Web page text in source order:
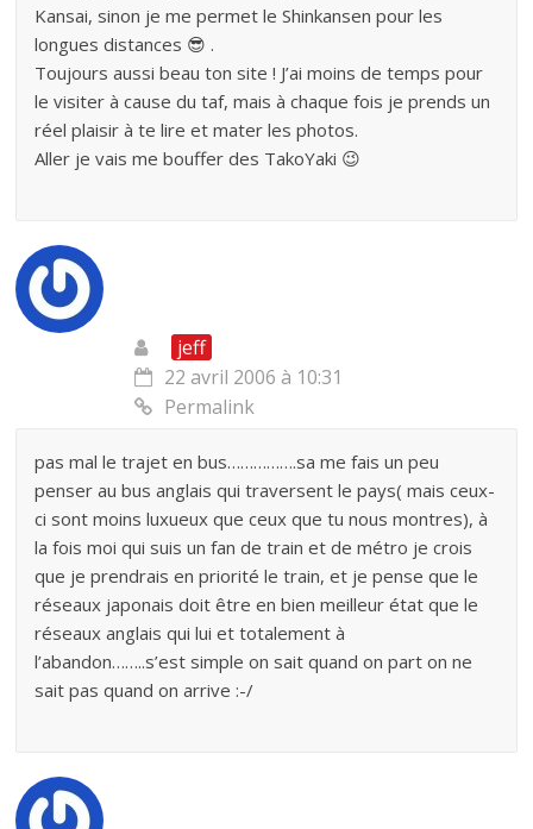
Kansai, sinon je me permet le Shinkansen pour les
longues distances 😎 .
Toujours aussi beau ton site ! J’ai moins de temps pour
le visiter à cause du taf, mais à chaque fois je prends un
réel plaisir à te lire et mater les photos.
Aller je vais me bouffer des TakoYaki 😉
jeff
22 avril 2006 à 10:31
Permalink
pas mal le trajet en bus…………….sa me fais un peu
penser au bus anglais qui traversent le pays( mais ceux-
ci sont moins luxueux que ceux que tu nous montres), à
la fois moi qui suis un fan de train et de métro je crois
que je prendrais en priorité le train, et je pense que le
réseaux japonais doit être en bien meilleur état que le
réseaux anglais qui lui et totalement à
l’abandon……..s’est simple on sait quand on part on ne
sait pas quand on arrive :-/